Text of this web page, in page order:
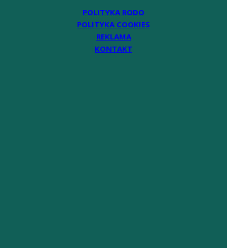
POLITYKA RODO
POLITYKA COOKIES
REKLAMA
KONTAKT